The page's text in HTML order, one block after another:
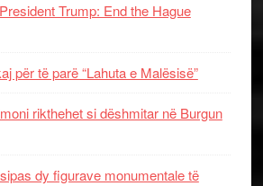
Trump: End the Hague
për të parë “Lahuta e Malësisë”
rikthehet si dëshmitar në Burgun
dy figurave monumentale të